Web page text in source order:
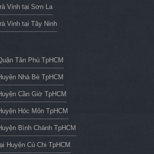
Vinh tại Sơn La
Vinh tại Tây Ninh
Tân Phú TpHCM
Nhà Bè TpHCM
Cần Giờ TpHCM
Hóc Môn TpHCM
Bình Chánh TpHCM
Huyện Củ Chi TpHCM